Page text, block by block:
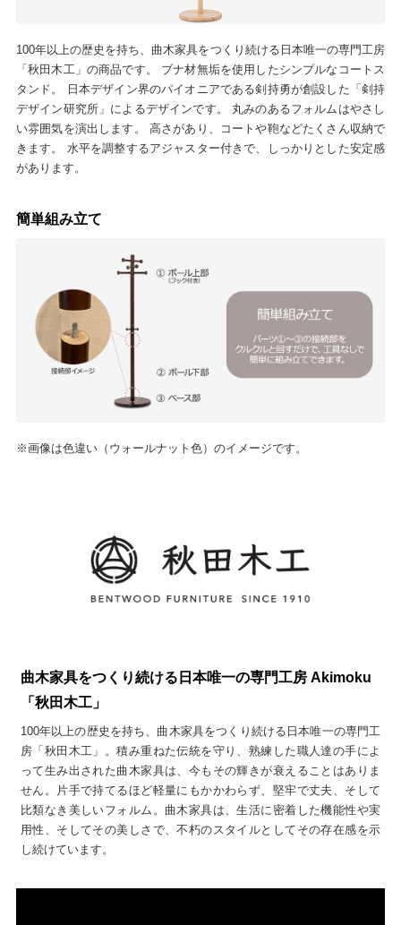
100年以上の歴史を持ち、曲木家具をつくり続ける日本唯一の専門工房
「秋田木工」の商品です。 ブナ材無垢を使用したシンプルなコートス
タンド。 日本デザイン界のパイオニアである剣持勇が創設した「剣持
デザイン研究所」によるデザインです。 丸みのあるフォルムはやさし
い雰囲気を演出します。 高さがあり、コートや鞄などたくさん収納で
きます。 水平を調整するアジャスター付きで、しっかりとした安定感
があります。
簡単組み立て
※画像は色違い（ウォールナット色）のイメージです。
曲木家具をつくり続ける日本唯一の専門工房 Akimoku
「秋田木工」
100年以上の歴史を持ち、曲木家具をつくり続ける日本唯一の専門工
房「秋田木工」。積み重ねた伝統を守り、熟練した職人達の手によ
って生み出された曲木家具は、今もその輝きが衰えることはありま
せん。片手で持てるほど軽量にもかかわらず、堅牢で丈夫、そして
比類なき美しいフォルム。曲木家具は、生活に密着した機能性や実
用性、そしてその美しさで、不朽のスタイルとしてその存在感を示
し続けています。